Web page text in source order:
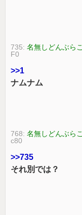
735:名無しどんぶらこ
F0
>>1
ナムナム
768:名無しどんぶらこ
c80
>>735
それ別では？